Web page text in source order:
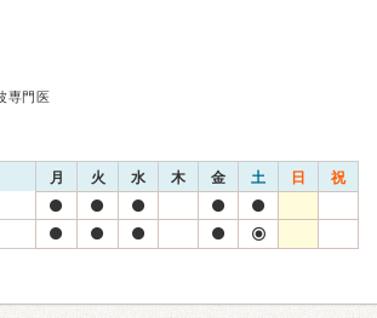
専門医
月 火 水 木 金 土 日 祝